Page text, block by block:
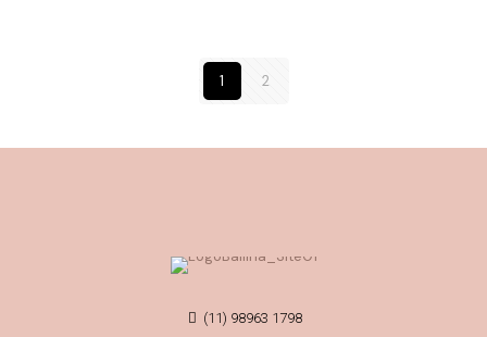
1 2
(11) 98963 1798